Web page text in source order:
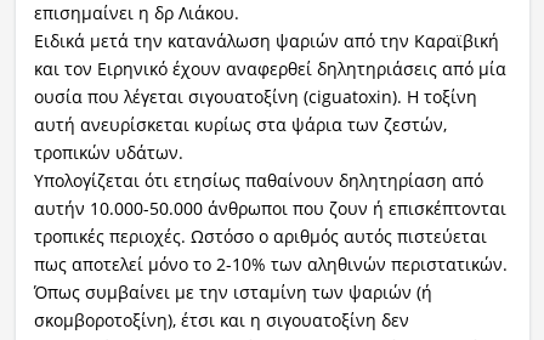
επισημαίνει η δρ Λιάκου.
Ειδικά μετά την κατανάλωση ψαριών από την Καραϊβική
και τον Ειρηνικό έχουν αναφερθεί δηλητηριάσεις από μία
ουσία που λέγεται σιγουατοξίνη (ciguatoxin). Η τοξίνη
αυτή ανευρίσκεται κυρίως στα ψάρια των ζεστών,
τροπικών υδάτων.
Υπολογίζεται ότι ετησίως παθαίνουν δηλητηρίαση από
αυτήν 10.000-50.000 άνθρωποι που ζουν ή επισκέπτονται
τροπικές περιοχές. Ωστόσο ο αριθμός αυτός πιστεύεται
πως αποτελεί μόνο το 2-10% των αληθινών περιστατικών.
Όπως συμβαίνει με την ισταμίνη των ψαριών (ή
σκομβοροτοξίνη), έτσι και η σιγουατοξίνη δεν